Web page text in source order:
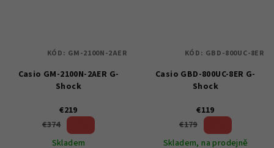
Casio GM-2100N-2AER G-
Shock
€219
€374
Skladem
KÓD: GM-2100N-2AER
Casio GBD-800UC-8ER G-
Shock
€119
€179
Skladem, na prodejně
KÓD: GBD-800UC-8ER